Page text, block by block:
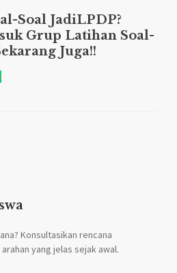
Konsultasikan rencana
yang jelas sejak awal.
Soal JadiLPDP?
Grup Latihan Soal-
Juga!!